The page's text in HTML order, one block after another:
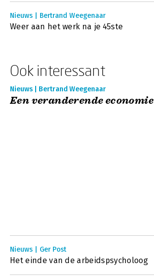
Nieuws | Bertrand Weegenaar
Weer aan het werk na je 45ste
Ook interessant
Nieuws | Bertrand Weegenaar
Een veranderende economie
Nieuws | Ger Post
Het einde van de arbeidspsycholoog